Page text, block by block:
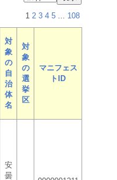
1 2 3 4 5 ... 108
対
象
の
自
治
体
名
対
象
の
選
挙
区
マニフェス
トID
安
曇